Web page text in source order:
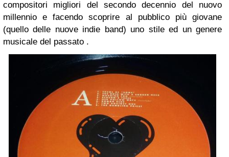
compositori migliori del secondo decennio del nuovo
millennio e facendo scoprire al pubblico più giovane
(quello delle nuove indie band) uno stile ed un genere
musicale del passato .